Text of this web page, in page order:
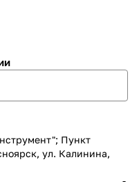
Пункт
ул. Калинина,